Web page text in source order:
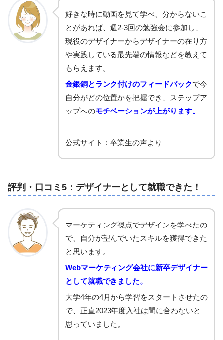
好きな時に動画を見て学べ、分からないこ
とがあれば、週2-3回の勉強会に参加し、
現役のデザイナーからデザイナーの在り方
や実践している最先端の情報などを教えて
もらえます。
金銀銅とランク付けのフィードバックで今
自分がどの位置かを把握でき、ステップア
ップへのモチベーションが上がります。
公式サイト：卒業生の声より
評判・口コミ5：デザイナーとして就職できた！
マーケティング視点でデザインを学べたの
で、自分が望んでいたスキルを獲得できた
と思います。
Webマーケティング会社に新卒デザイナー
として就職できました。
大学4年の4月から学習をスタートさせたの
で、正直2023年度入社は間に合わないと
思っていました。